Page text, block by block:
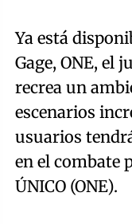
Ya está
Gage, ONE, el
recrea un
escenarios
usuarios
en el combate
ÚNICO (ONE).